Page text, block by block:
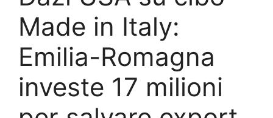
Made in Italy:
Emilia-Romagna
investe 17 milioni